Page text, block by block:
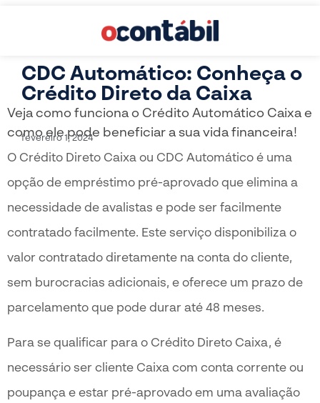
CDC Automático: Conheça o
Crédito Direto da Caixa
Veja como funciona o Crédito Automático Caixa e
como ele pode beneficiar a sua vida financeira!
fevereiro 1, 2024
O Crédito Direto Caixa ou CDC Automático é uma
opção de empréstimo pré-aprovado que elimina a
necessidade de avalistas e pode ser facilmente
contratado facilmente. Este serviço disponibiliza o
valor contratado diretamente na conta do cliente,
sem burocracias adicionais, e oferece um prazo de
parcelamento que pode durar até 48 meses.
Para se qualificar para o Crédito Direto Caixa, é
necessário ser cliente Caixa com conta corrente ou
poupança e estar pré-aprovado em uma avaliação